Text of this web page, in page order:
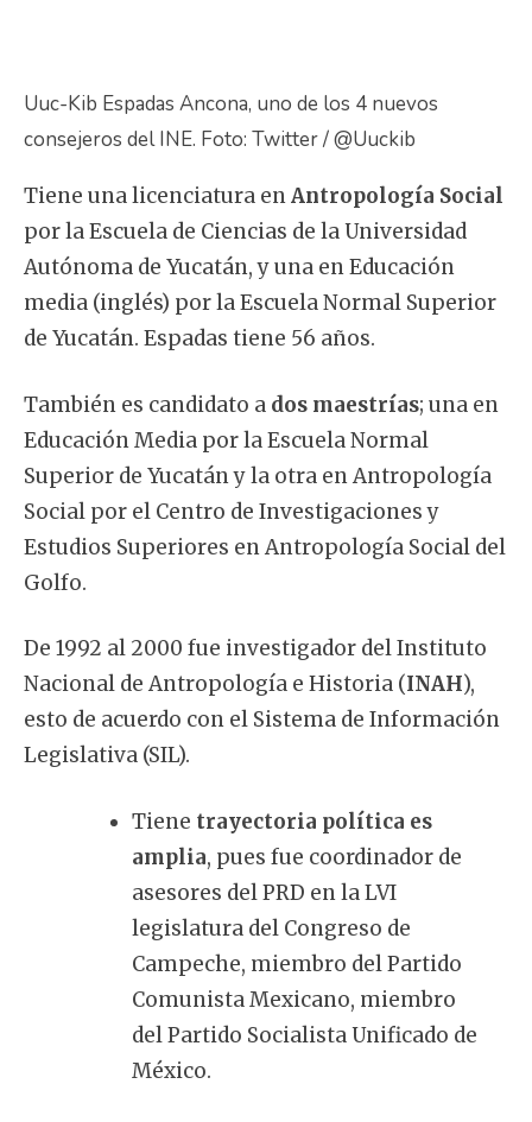
Uuc-Kib Espadas Ancona, uno de los 4 nuevos
consejeros del INE. Foto: Twitter / @Uuckib
Tiene una licenciatura enAntropología Social
por la Escuela de Ciencias de la Universidad
Autónoma de Yucatán, y una en Educación
media (inglés) por la Escuela Normal Superior
de Yucatán. Espadas tiene 56 años.
También es candidato a dos maestrías; una en
Educación Media por la Escuela Normal
Superior de Yucatán y la otra en Antropología
Social por el Centro de Investigaciones y
Estudios Superiores en Antropología Social del
Golfo.
De 1992 al 2000 fue investigador del Instituto
Nacional de Antropología e Historia (INAH),
esto de acuerdo con el Sistema de Información
Legislativa (SIL).
Tiene trayectoria política es
amplia, pues fue coordinador de
asesores del PRD en la LVI
legislatura del Congreso de
Campeche, miembro del Partido
Comunista Mexicano, miembro
del Partido Socialista Unificado de
México.